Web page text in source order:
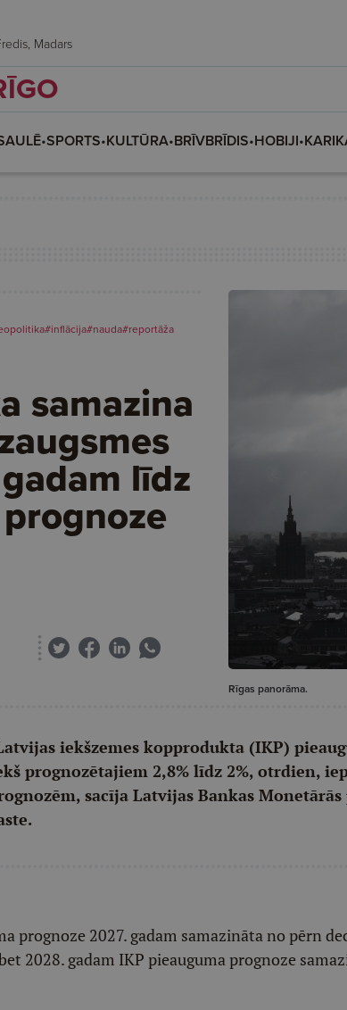
Alfrēds, Fredis, Madars
•SPORTS•KULTŪRA•BRĪVBRĪDIS•HOBIJI•
#inflācija#nauda#reportāža
samazina
līdz
Rīgas panorāma.
iekšzemes kopprodukta (IKP)
prognozētajiem 2,8% līdz 2%, otrdien,
sacīja Latvijas Bankas
prognoze 2027. gadam samazināta no pērn
2028. gadam IKP pieauguma prognoze